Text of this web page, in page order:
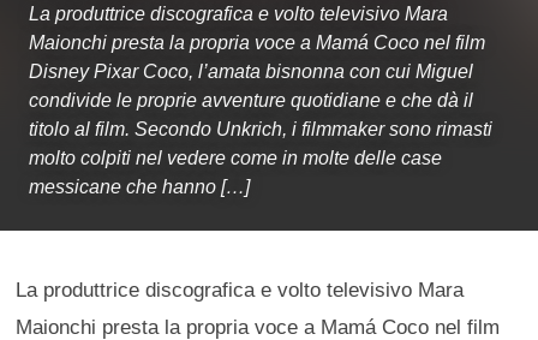
La produttrice discografica e volto televisivo Mara
Maionchi presta la propria voce a Mamá Coco nel film
Disney Pixar Coco, l’amata bisnonna con cui Miguel
condivide le proprie avventure quotidiane e che dà il
titolo al film. Secondo Unkrich, i filmmaker sono rimasti
molto colpiti nel vedere come in molte delle case
messicane che hanno […]
La produttrice discografica e volto televisivo Mara
Maionchi presta la propria voce a Mamá Coco nel film